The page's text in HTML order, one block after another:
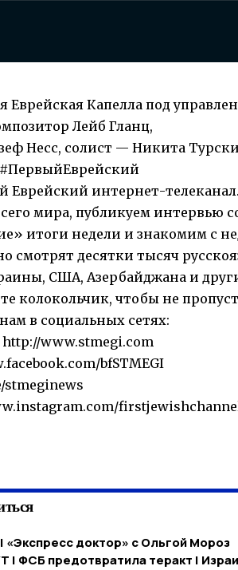
Еврейская Капелла под
Лейб Гланц,
Несс, солист — Никита
Еврейский интернет-
мира, публикуем интервью
итоги недели и знакомим с
смотрят десятки тысяч
США, Азербайджана и
колокольчик, чтобы не
в социальных сетях:
www.stmegi.com
bfSTMEGI
stmeginews
«Экспресс доктор» c Ольгой Мороз
| ФСБ предотвратила теракт |